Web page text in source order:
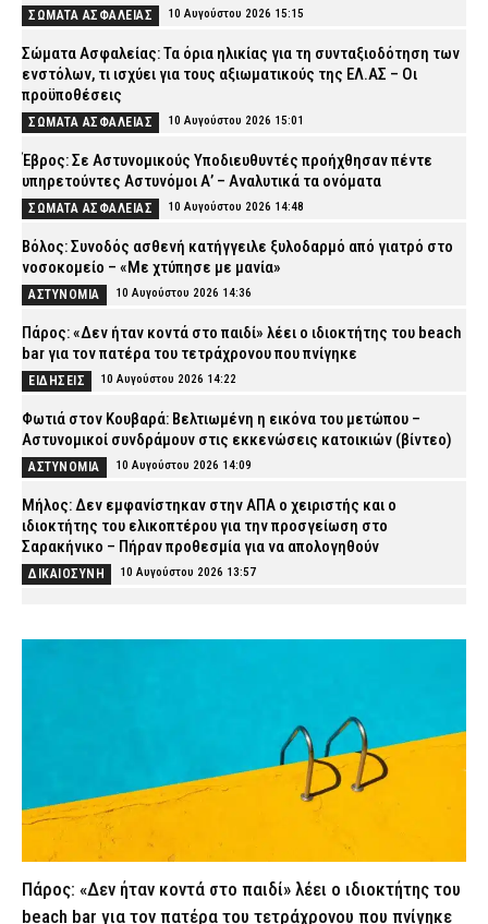
ΣΩΜΑΤΑ ΑΣΦΑΛΕΙΑΣ 10 Αυγούστου 2026 15:15
Σώματα Ασφαλείας: Τα όρια ηλικίας για τη συνταξιοδότηση των
ενστόλων, τι ισχύει για τους αξιωματικούς της ΕΛ.ΑΣ – Οι
προϋποθέσεις
ΣΩΜΑΤΑ ΑΣΦΑΛΕΙΑΣ 10 Αυγούστου 2026 15:01
Έβρος: Σε Αστυνομικούς Υποδιευθυντές προήχθησαν πέντε
υπηρετούντες Αστυνόμοι Α’ – Αναλυτικά τα ονόματα
ΣΩΜΑΤΑ ΑΣΦΑΛΕΙΑΣ 10 Αυγούστου 2026 14:48
Βόλος: Συνοδός ασθενή κατήγγειλε ξυλοδαρμό από γιατρό στο
νοσοκομείο – «Με χτύπησε με μανία»
ΑΣΤΥΝΟΜΙΑ 10 Αυγούστου 2026 14:36
Πάρος: «Δεν ήταν κοντά στο παιδί» λέει ο ιδιοκτήτης του beach
bar για τον πατέρα του τετράχρονου που πνίγηκε
ΕΙΔΗΣΕΙΣ 10 Αυγούστου 2026 14:22
Φωτιά στον Κουβαρά: Βελτιωμένη η εικόνα του μετώπου –
Αστυνομικοί συνδράμουν στις εκκενώσεις κατοικιών (βίντεο)
ΑΣΤΥΝΟΜΙΑ 10 Αυγούστου 2026 14:09
Μήλος: Δεν εμφανίστηκαν στην ΑΠΑ ο χειριστής και ο
ιδιοκτήτης του ελικοπτέρου για την προσγείωση στο
Σαρακήνικο – Πήραν προθεσμία για να απολογηθούν
ΔΙΚΑΙΟΣΥΝΗ 10 Αυγούστου 2026 13:57
ΕΙΔΗΣΕΙΣ 10 Αυγούστου 2026 13:44
Κικίλιας: «Έρχονται 420 νέες προσλήψεις στο Λιμενικό Σώμα»
ΣΩΜΑΤΑ ΑΣΦΑΛΕΙΑΣ 10 Αυγούστου 2026 13:21
Θρήνος στην ΕΛ.ΑΣ.: Σκοτώθηκε σε τροχαίο ο Αρχιφύλακας εν
αποστρατεία Σταύρος Αποστολόπουλος
ΣΩΜΑΤΑ ΑΣΦΑΛΕΙΑΣ
Κρήτη: 15χρονος μέθυσε σε γλέντι στην Ελούντα και
Πάρος: «Δεν ήταν κοντά στο παιδί» λέει ο ιδιοκτήτης του
beach bar για τον πατέρα του τετράχρονου που πνίγηκε